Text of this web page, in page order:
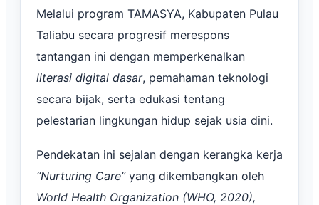
Melalui program TAMASYA, Kabupaten Pulau
Taliabu secara progresif merespons
tantangan ini dengan memperkenalkan
literasi digital dasar, pemahaman teknologi
secara bijak, serta edukasi tentang
pelestarian lingkungan hidup sejak usia dini.
Pendekatan ini sejalan dengan kerangka kerja
“Nurturing Care”yang dikembangkan oleh
World Health Organization (WHO, 2020),